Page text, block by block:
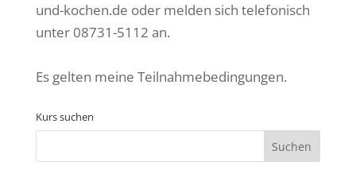
und-kochen.de oder melden sich telefonisch
unter 08731-5112 an.
Es gelten meine Teilnahmebedingungen.
Kurs suchen